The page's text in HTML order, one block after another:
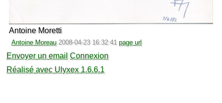
Antoine Moretti
Antoine Moreau 2008-04-23 16:32:41 page url
Envoyer un email Connexion
Réalisé avec Ulyxex 1.6.6.1